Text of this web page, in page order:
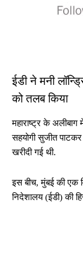
ईडी ने मनी
को तलब किया
महाराष्ट्र के अलीबाग
सहयोगी सुजीत
खरीदी गई थी.
इस बीच, मुंबई की एक
निदेशालय (ईडी) की